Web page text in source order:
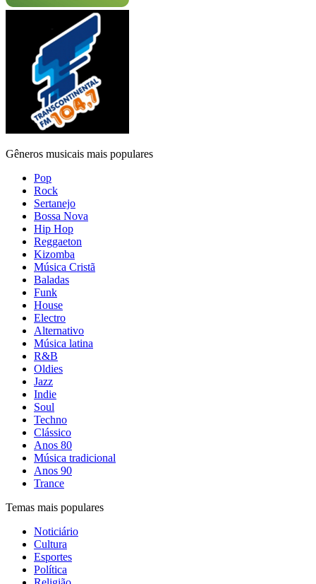
Gêneros musicais mais populares
Pop
Rock
Sertanejo
Bossa Nova
Hip Hop
Reggaeton
Kizomba
Música Cristã
Baladas
Funk
House
Electro
Alternativo
Música latina
R&B
Oldies
Jazz
Indie
Soul
Techno
Clássico
Anos 80
Música tradicional
Anos 90
Trance
Temas mais populares
Noticiário
Cultura
Esportes
Política